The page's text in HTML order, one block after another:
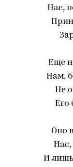
Нас,
Еще
Нам,
Не
Его
Оно
Нас,
И лишь